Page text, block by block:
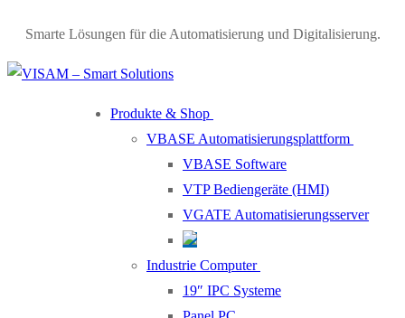
Smarte Lösungen für die Automatisierung und Digitalisierung.
Produkte & Shop
VBASE Automatisierungsplattform
VBASE Software
VTP Bediengeräte (HMI)
VGATE Automatisierungsserver
Industrie Computer
19″ IPC Systeme